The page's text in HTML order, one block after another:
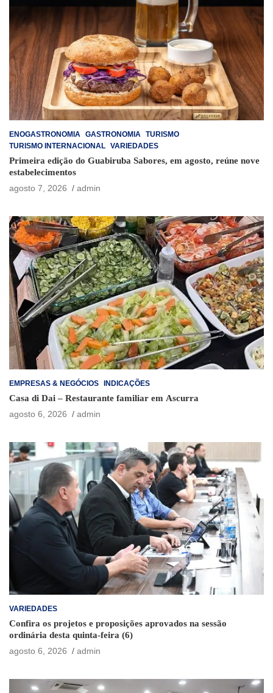
ENOGASTRONOMIA GASTRONOMIA
TURISMO
TURISMO INTERNACIONAL VARIEDADES
Primeira edição do Guabiruba Sabores, em agosto, reúne nove
estabelecimentos
agosto 7, 2026
admin
EMPRESAS & NEGÓCIOS INDICAÇÕES
Casa di Dai – Restaurante familiar em Ascurra
agosto 6, 2026
admin
VARIEDADES
Confira os projetos e proposições aprovados na sessão
ordinária desta quinta-feira (6)
agosto 6, 2026
admin